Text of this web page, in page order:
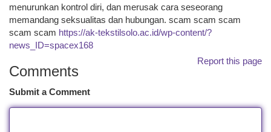
menurunkan kontrol diri, dan merusak cara seseorang
memandang seksualitas dan hubungan. scam scam scam
scam scam https://ak-tekstilsolo.ac.id/wp-content/?
news_ID=spacex168
Report this page
Comments
Submit a Comment